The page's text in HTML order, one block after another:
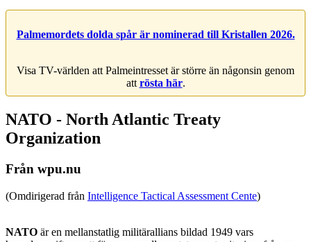
Palmemordets dolda spår är nominerad till Kristallen 2026.
Visa TV-världen att Palmeintresset är större än någonsin genom
att rösta här.
NATO - North Atlantic Treaty
Organization
Från wpu.nu
(Omdirigerad från Intelligence Tactical Assessment Cente)
NATO är en mellanstatlig militärallians bildad 1949 vars